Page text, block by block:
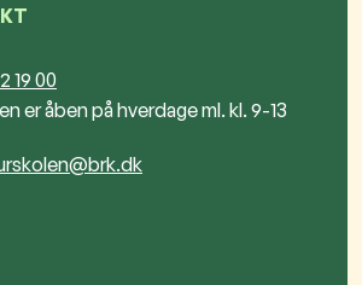
19 00
er åben på hverdage ml. kl. 9-13